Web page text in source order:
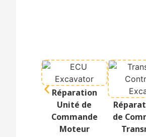
Réparation
Unité de
Commande
Moteur
de